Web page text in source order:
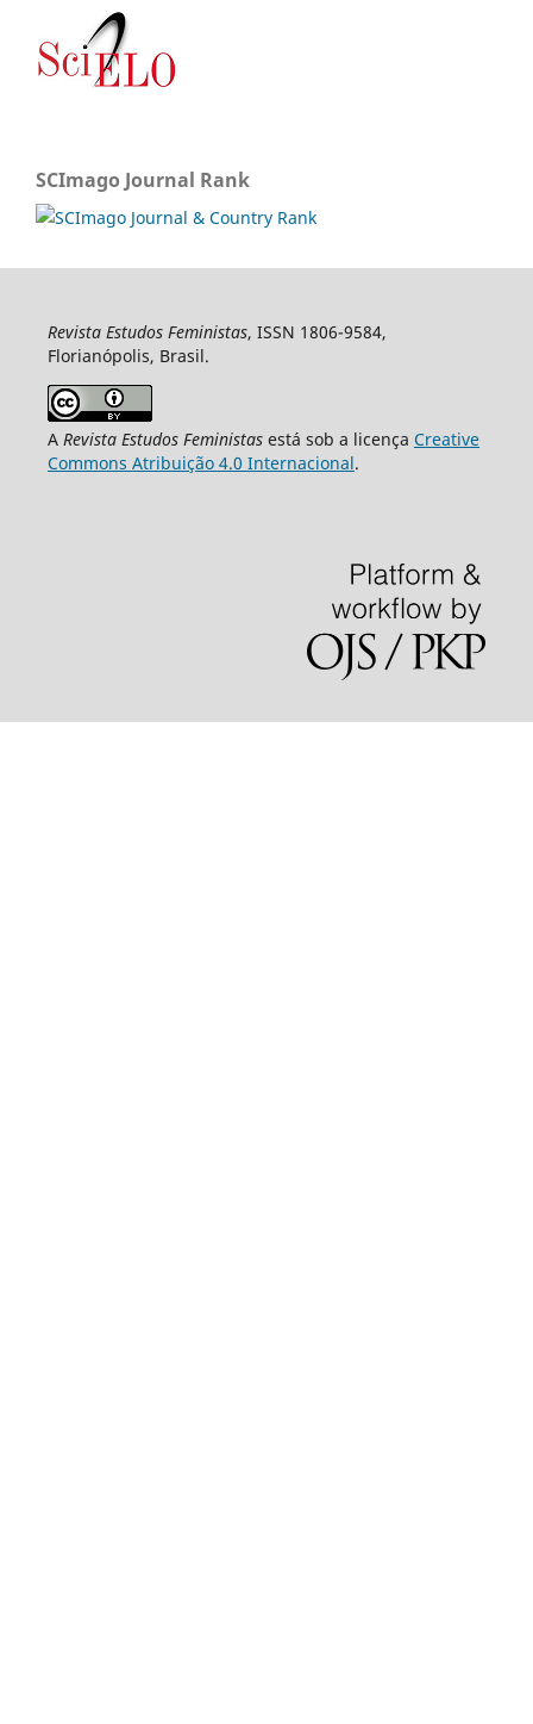
SCImago Journal Rank
Revista Estudos Feministas, ISSN 1806-9584,
Florianópolis, Brasil.
A Revista Estudos Feministasestá sob a licença Creative
Commons Atribuição 4.0 Internacional.